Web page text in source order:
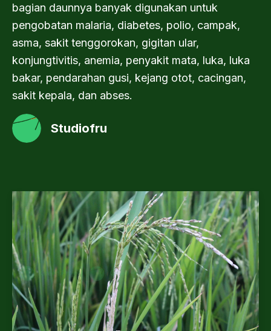
bagian daunnya banyak digunakan untuk
pengobatan malaria, diabetes, polio, campak,
asma, sakit tenggorokan, gigitan ular,
konjungtivitis, anemia, penyakit mata, luka, luka
bakar, pendarahan gusi, kejang otot, cacingan,
sakit kepala, dan abses.
Studiofru